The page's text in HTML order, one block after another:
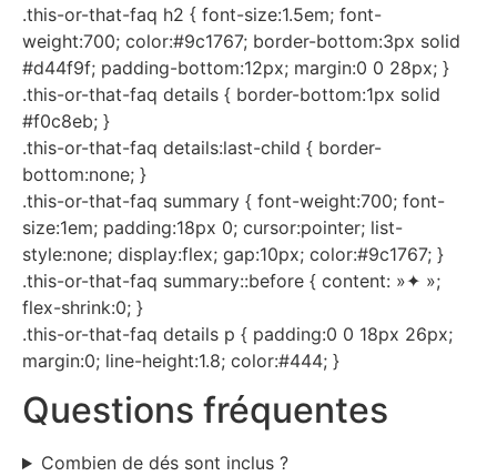
.this-or-that-faq h2 { font-size:1.5em; font-
weight:700; color:#9c1767; border-bottom:3px solid
#d44f9f; padding-bottom:12px; margin:0 0 28px; }
.this-or-that-faq details { border-bottom:1px solid
#f0c8eb; }
.this-or-that-faq details:last-child { border-
bottom:none; }
.this-or-that-faq summary { font-weight:700; font-
size:1em; padding:18px 0; cursor:pointer; list-
style:none; display:flex; gap:10px; color:#9c1767; }
.this-or-that-faq summary::before { content: »✦ »;
flex-shrink:0; }
.this-or-that-faq details p { padding:0 0 18px 26px;
margin:0; line-height:1.8; color:#444; }
Questions fréquentes
Combien de dés sont inclus ?